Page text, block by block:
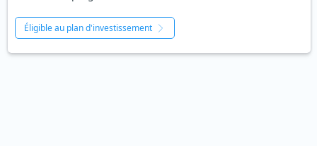
Éligible au plan d'investissement